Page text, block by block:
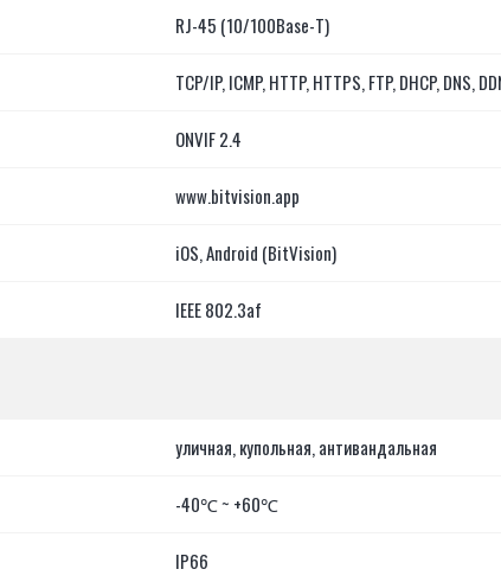
RJ-45 (10/100Base-T)
TCP/IP, ICMP, HTTP, HTTPS, FTP, DHCP, DNS,
ONVIF 2.4
www.bitvision.app
iOS, Android (BitVision)
IEEE 802.3af
уличная, купольная, антивандальная
-40℃ ~ +60℃
IP66